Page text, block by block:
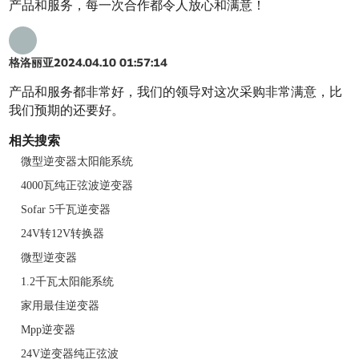
产品和服务，每一次合作都令人放心和满意！
格洛丽亚2024.04.10 01:57:14
产品和服务都非常好，我们的领导对这次采购非常满意，比
我们预期的还要好。
相关搜索
微型逆变器太阳能系统
4000瓦纯正弦波逆变器
Sofar 5千瓦逆变器
24V转12V转换器
微型逆变器
1.2千瓦太阳能系统
家用最佳逆变器
Mpp逆变器
24V逆变器纯正弦波